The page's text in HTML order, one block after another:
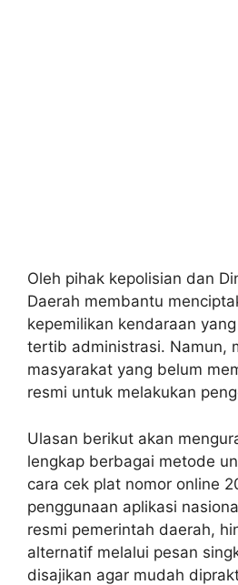
Oleh pihak kepolisian dan
Daerah membantu
kepemilikan kendaraan
tertib administrasi. Namun,
masyarakat yang belum
resmi untuk melakukan
Ulasan berikut akan
lengkap berbagai metode
cara cek plat nomor online
penggunaan aplikasi
resmi pemerintah daerah,
alternatif melalui pesan
disajikan agar mudah